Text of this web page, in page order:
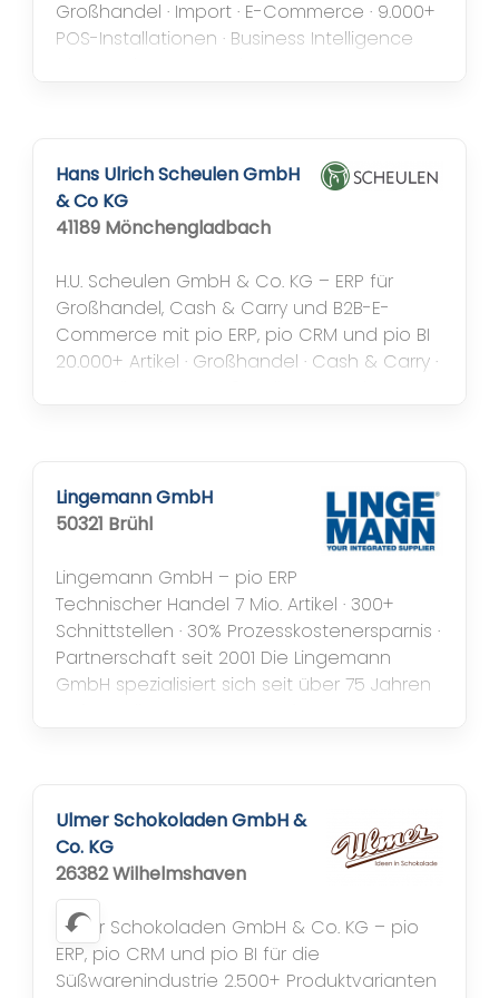
Großhandel · Import · E-Commerce · 9.000+
POS-Installationen · Business Intelligence
und KFZ....
Hans Ulrich Scheulen GmbH
& Co KG
41189 Mönchengladbach
H.U. Scheulen GmbH & Co. KG – ERP für
Großhandel, Cash & Carry und B2B-E-
Commerce mit pio ERP, pio CRM und pio BI
20.000+ Artikel · Großhandel · Cash & Carry ·
Dekoration, Lifestyle- und Geschenkartikel
in...
Lingemann GmbH
50321 Brühl
Lingemann GmbH – pio ERP
Technischer Handel 7 Mio. Artikel · 300+
Schnittstellen · 30% Prozesskostenersparnis ·
Partnerschaft seit 2001 Die Lingemann
GmbH spezialisiert sich seit über 75 Jahren
Toyota, Kautex, Procter & Gamble,
Dräxlmaier,...
Ulmer Schokoladen GmbH &
Co. KG
26382 Wilhelmshaven
Ulmer Schokoladen GmbH & Co. KG – pio
ERP, pio CRM und pio BI für die
Süßwarenindustrie 2.500+ Produktvarianten